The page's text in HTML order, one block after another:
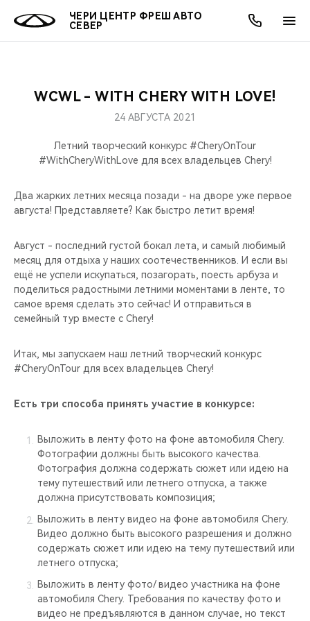
ЧЕРИ ЦЕНТР ФРЕШ АВТО
СЕВЕР
МОДЕЛИ
НОВИНКИ
ПОКУПАТЕЛЯМ
ВЛАДЕЛЬЦАМ
ПОДДЕРЖКА
CHERY CONNECT
МИР CHERY
CHERY В СОЦСЕТЯХ
ЛЮДИ CHERY
БЛАГОТВОРИТЕЛЬНОСТЬ
CHERY REMOTE
CHERY И СПОРТ
CHERY ДЛЯ ДЕТЕЙ
АКЦИИ
ОНЛАЙН СЕРВИСЫ
О КОМПАНИИ
WCWL - WITH CHERY WITH LOVE!
24 АВГУСТА 2021
Летний творческий конкурс #CheryOnTour
#WithCheryWithLove для всех владельцев Chery!
Два жарких летних месяца позади - на дворе уже первое
августа! Представляете? Как быстро летит время!
Август - последний густой бокал лета, и самый любимый
месяц для отдыха у наших соотечественников. И если вы
ещё не успели искупаться, позагорать, поесть арбуза и
поделиться радостными летними моментами в ленте, то
самое время сделать это сейчас! И отправиться в
семейный тур вместе с Chery!
Итак, мы запускаем наш летний творческий конкурс
#CheryOnTour для всех владельцев Chery!
Есть три способа принять участие в конкурсе:
Выложить в ленту фото на фоне автомобиля Chery.
Фотографии должны быть высокого качества.
Фотография должна содержать сюжет или идею на
тему путешествий или летнего отпуска, а также
должна присутствовать композиция;
Выложить в ленту видео на фоне автомобиля Chery.
Видео должно быть высокого разрешения и должно
содержать сюжет или идею на тему путешествий или
летнего отпуска;
Выложить в ленту фото/ видео участника на фоне
автомобиля Chery. Требования по качеству фото и
видео не предъявляются в данном случае, но текст